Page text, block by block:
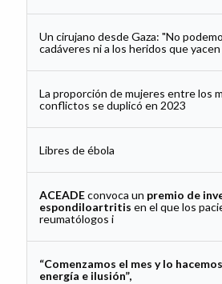
Un cirujano desde Gaza: "No
cadáveres ni a los heridos que
La proporción de mujeres entre los
conflictos se duplicó en 2023
Libres de ébola
ACEADEconvoca un premio de
espondiloartritis en el que los
reumatólogos i
“Comenzamos el mes y lo
energía e ilusión”,